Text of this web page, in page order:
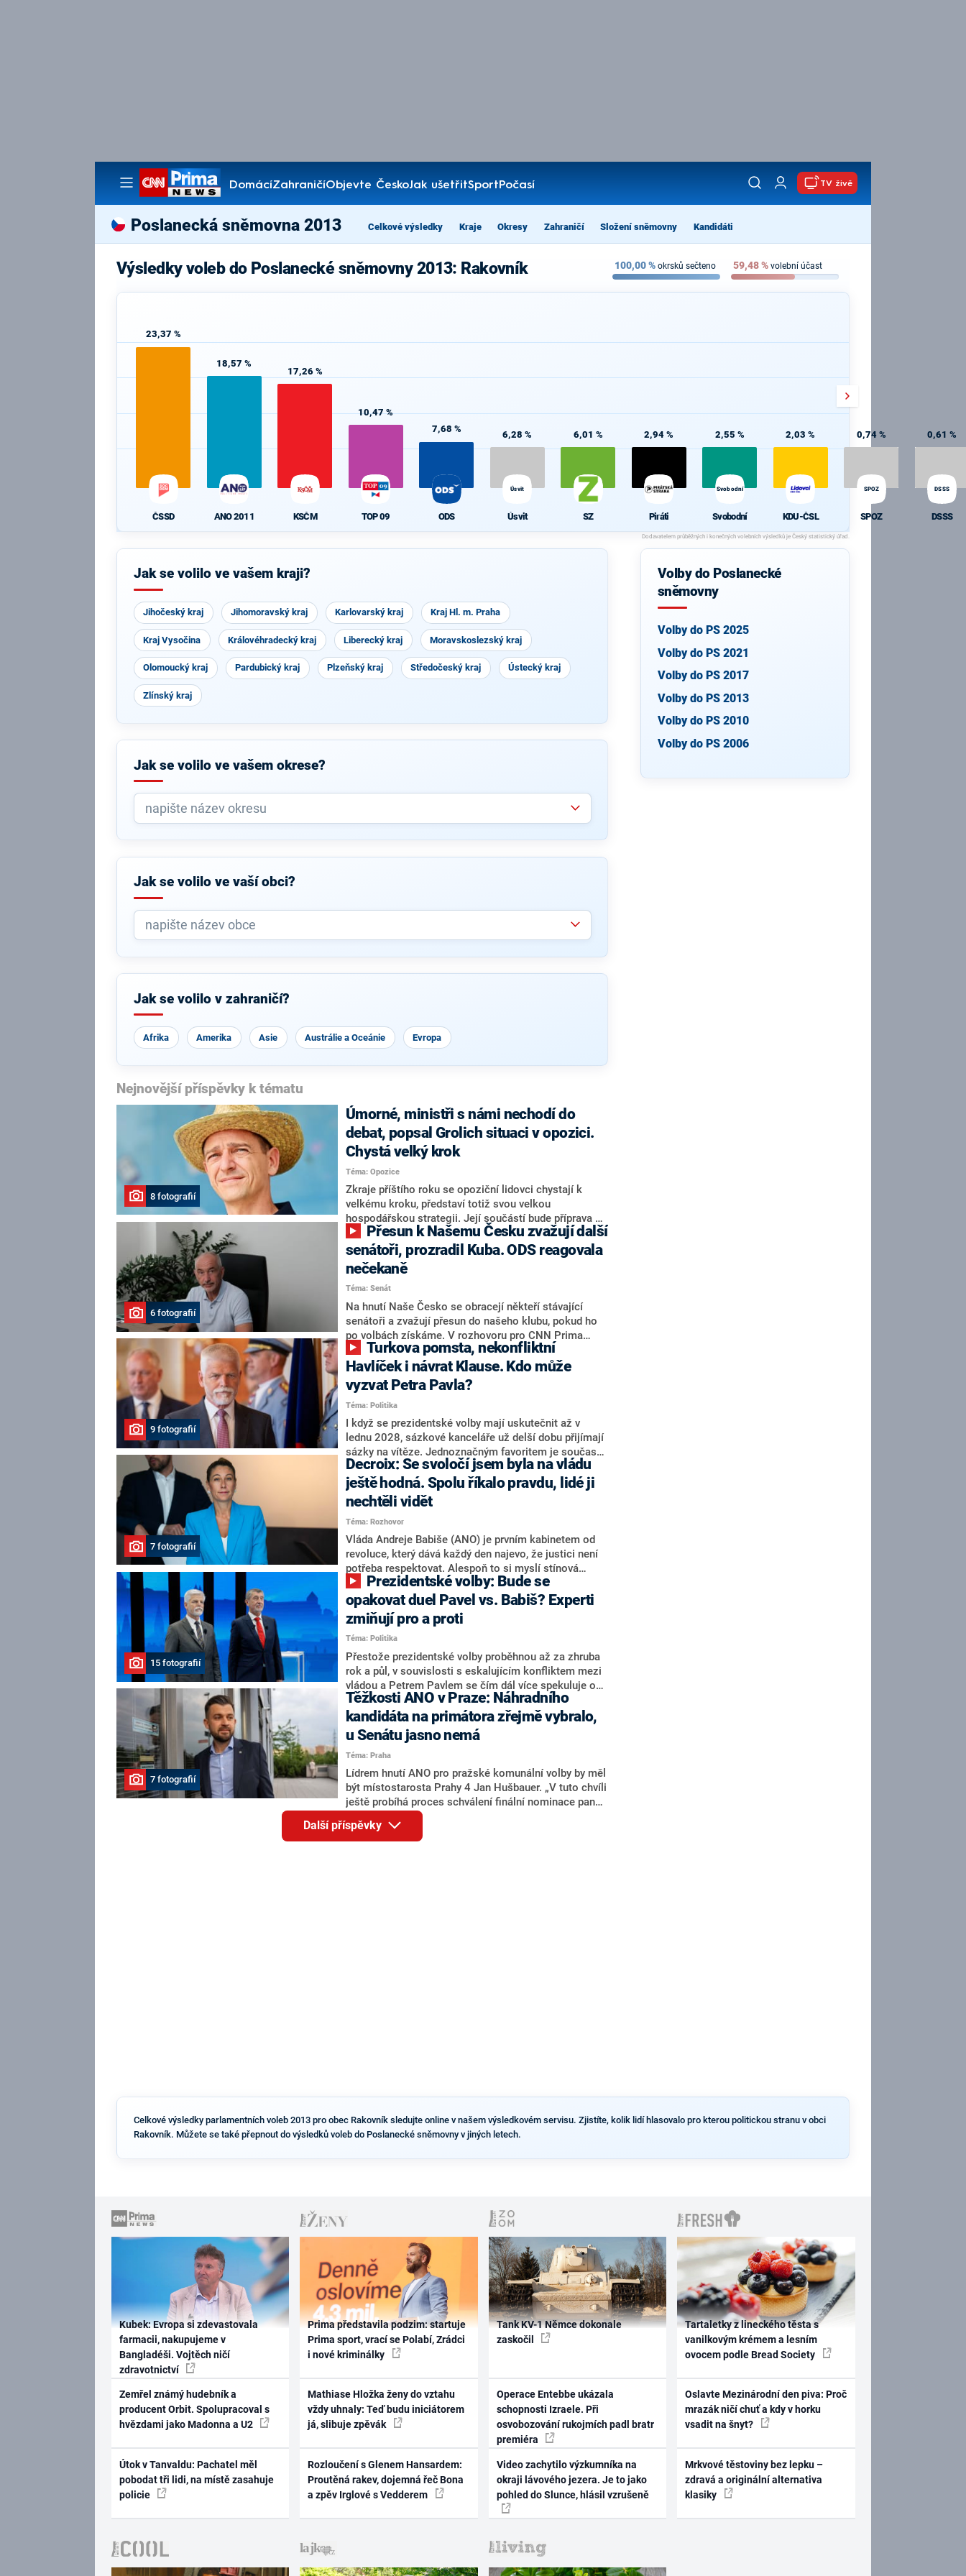
DomácíZahraničíObjevte ČeskoJak ušetřitSportPočasí
Pořady
TV živě
Poslanecká sněmovna 2013 Celkové výsledky Kraje Okresy Zahraničí Složení sněmovny Kandidáti
Výsledky voleb do Poslanecké sněmovny 2013: Rakovník 100,00% okrsků sečteno 59,48% volební účast
23,37 %
ČSSD
18,57 %
ANO 2011
17,26 %
KSČM
10,47 %
TOP 09
7,68 %
ODS
6,28 %
Úsvit
Úsvit
6,01 %
SZ
2,94 %
Piráti
2,55 %
Svobodní
Svobodní
2,03 %
KDU-ČSL
0,74 %
SPOZ
SPOZ
0,61 %
DSSS
DSSS
Jak se volilo ve vašem kraji?
Jihočeský kraj Jihomoravský kraj Karlovarský kraj Kraj Hl. m. Praha
Kraj Vysočina Královéhradecký kraj Liberecký kraj Moravskoslezský kraj
Olomoucký kraj Pardubický kraj Plzeňský kraj Středočeský kraj Ústecký kraj
Zlínský kraj
Jak se volilo ve vašem okrese?
Jak se volilo ve vaší obci?
Jak se volilo v zahraničí?
Afrika Amerika Asie Austrálie a Oceánie Evropa
Nejnovější příspěvky k tématu
8 fotografií
Úmorné, ministři s námi nechodí do
debat, popsal Grolich situaci v opozici.
Chystá velký krok
Téma: Opozice
Zkraje příštího roku se opoziční lidovci chystají k
velkému kroku, představí totiž svou velkou
hospodářskou strategii. Její součástí bude příprava na
stárnutí populace, řekl ve středu na setkání s novináři
nový předseda lidovců Jan Grolich. Ten zároveň v
senátních volbách kandiduje ve Vyškově. Popsal i
aktivitu opozice, o níž vládní strany nebo političtí
komentátoři mluví jako o slabé a v defenzivě. „Je to
úmorná práce upozorňovat na chyby vlády. Ministři s
námi navíc nechodí do debat. Chceme ale ukazovat
svoje témata,“ odpověděl Grolich na dotaz CNN Prima
NEWS.
6 fotografií
senátoři, prozradil Kuba. ODS reagovala
nečekaně
Téma: Senát
Na hnutí Naše Česko se obracejí někteří stávající
senátoři a zvažují přesun do našeho klubu, pokud ho
po volbách získáme. V rozhovoru pro CNN Prima
NEWS to řekl zakladatel hnutí a jihočeský hejtman
Martin Kuba. Konkrétní nebyl, ale získat by takto mohl
například senátora Zdeňka Hrabu, který je dnes
součástí klubu ODS a TOP 09. Hraba to na dotaz
redakce nevyloučil. Předseda klubu senátorů ODS
Zdeněk Nytra redakci řekl, že počítá s odchodem
některých senátorů z klubu a že Naše Česko není
nepřítel, ale soupeř.
9 fotografií
Havlíček i návrat Klause. Kdo může
vyzvat Petra Pavla?
Téma: Politika
I když se prezidentské volby mají uskutečnit až v
lednu 2028, sázkové kanceláře už delší dobu přijímají
sázky na vítěze. Jednoznačným favoritem je současná
hlava státu Petr Pavel. Daleko za ním pak bookmakeři
zmiňují dva výrazné politiky ANO, tedy premiéra
Andreje Babiše a ministra průmyslu Karla Havlíčka.
Oblíbeným tipem samotných sázkařů je poslanec za
Motoristy Filip Turek. Politolog Jan Kubáček nicméně
o případné kandidatuře kohokoliv ze zmíněné trojice
značně pochybuje. Podle něj současná koalice dosud
nemá osobu, která by Pavlovi mohla konkurovat.
7 fotografií
Decroix: Se svoločí jsem byla na vládu
ještě hodná. Spolu říkalo pravdu, lidé ji
nechtěli vidět
Téma: Rozhovor
Vláda Andreje Babiše (ANO) je prvním kabinetem od
revoluce, který dává každý den najevo, že justici není
potřeba respektovat. Alespoň to si myslí stínová
ministryně spravedlnosti ODS Eva Decroix. V
rozhovoru pro CNN Prima NEWS si nebrala servítky
ohledně politického výkonu svého nástupce Jeronýma
Tejce (za ANO) či vládní zmocněnkyně pro lidská
práva Taťány Malé (ANO). Označením „svoloč“ na
adresu vlády prý byla ještě hodná. Decroix se také
vrátila k volební porážce koalice Spolu či promluvila o
hnutí Naše Česko Martina Kuby.
15 fotografií
opakovat duel Pavel vs. Babiš? Experti
zmiňují pro a proti
Téma: Politika
Přestože prezidentské volby proběhnou až za zhruba
rok a půl, v souvislosti s eskalujícím konfliktem mezi
vládou a Petrem Pavlem se čím dál více spekuluje o
tom, koho by do bitvy o Hrad mohla vyslat současná
koalice. Někteří političtí komentátoři znovu vytahují
jméno premiéra Andreje Babiše (ANO). Jak moc je
pravděpodobné, že se v prezidentských volbách 2028
bude znovu opakovat souboj z roku 2023?
7 fotografií
Těžkosti ANO v Praze: Náhradního
kandidáta na primátora zřejmě vybralo,
u Senátu jasno nemá
Téma: Praha
Lídrem hnutí ANO pro pražské komunální volby by měl
být místostarosta Prahy 4 Jan Hušbauer. „V tuto chvíli
ještě probíhá proces schválení finální nominace pana
Jana Hušbauera Výborem hnutí ANO,“ uvedl pro
redakci místopředseda pražského ANO Martin
Benkovič. O Hušbauerovi se spekulovalo jako o
Další příspěvky
Volby do Poslanecké
sněmovny
Volby do PS 2025
Volby do PS 2021
Volby do PS 2017
Volby do PS 2013
Volby do PS 2010
Volby do PS 2006
Celkové výsledky parlamentních voleb 2013 pro obec Rakovník sledujte online v našem výsledkovém servisu. Zjistíte, kolik lidí hlasovalo pro kterou politickou stranu v obci
Rakovník. Můžete se také přepnout do výsledků voleb do Poslanecké sněmovny v jiných letech.
Kubek: Evropa si zdevastovala
farmacii, nakupujeme v
Bangladéši. Vojtěch ničí
zdravotnictví
Zemřel známý hudebník a
producent Orbit. Spolupracoval s
hvězdami jako Madonna a U2
Útok v Tanvaldu: Pachatel měl
pobodat tři lidi, na místě zasahuje
policie
Prima představila podzim: startuje
Prima sport, vrací se Polabí, Zrádci
i nové kriminálky
Mathiase Hložka ženy do vztahu
vždy uhnaly: Teď budu iniciátorem
já, slibuje zpěvák
Rozloučení s Glenem Hansardem:
Proutěná rakev, dojemná řeč Bona
a zpěv Irglové s Vedderem
Tank KV-1 Němce dokonale
zaskočil
Operace Entebbe ukázala
schopnosti Izraele. Při
osvobozování rukojmích padl bratr
premiéra
Video zachytilo výzkumníka na
okraji lávového jezera. Je to jako
pohled do Slunce, hlásil vzrušeně
Tartaletky z lineckého těsta s
vanilkovým krémem a lesním
ovocem podle Bread Society
Oslavte Mezinárodní den piva: Proč
mrazák ničí chuť a kdy v horku
vsadit na šnyt?
Mrkvové těstoviny bez lepku –
zdravá a originální alternativa
klasiky